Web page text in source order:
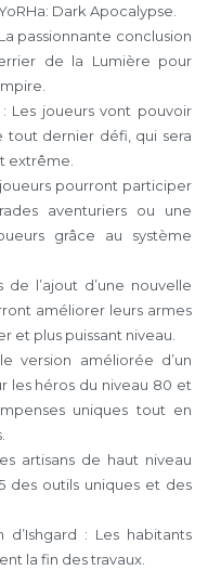
Dark Apocalypse.
passionnante conclusion
de la Lumière pour
Les joueurs vont pouvoir
tout dernier défi, qui sera
extrême.
joueurs pourront participer
aventuriers ou une
grâce au système
de l’ajout d’une nouvelle
améliorer leurs armes
et plus puissant niveau.
version améliorée d’un
les héros du niveau 80 et
uniques tout en
artisans de haut niveau
des outils uniques et des
: Les habitants
la fin des travaux.